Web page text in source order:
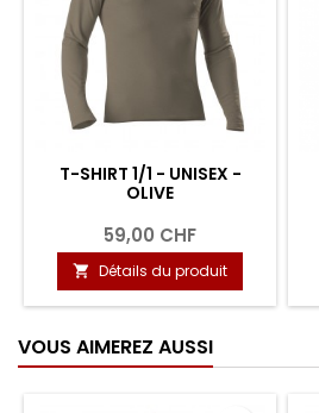
T-SHIRT 1/1 - UNISEX -
OLIVE
59,00 CHF
 Détails du produit
VOUS AIMEREZ AUSSI